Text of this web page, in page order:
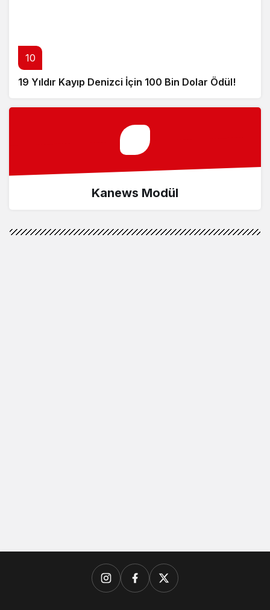
10
19 Yıldır Kayıp Denizci İçin 100 Bin Dolar Ödül!
Kanews Modül